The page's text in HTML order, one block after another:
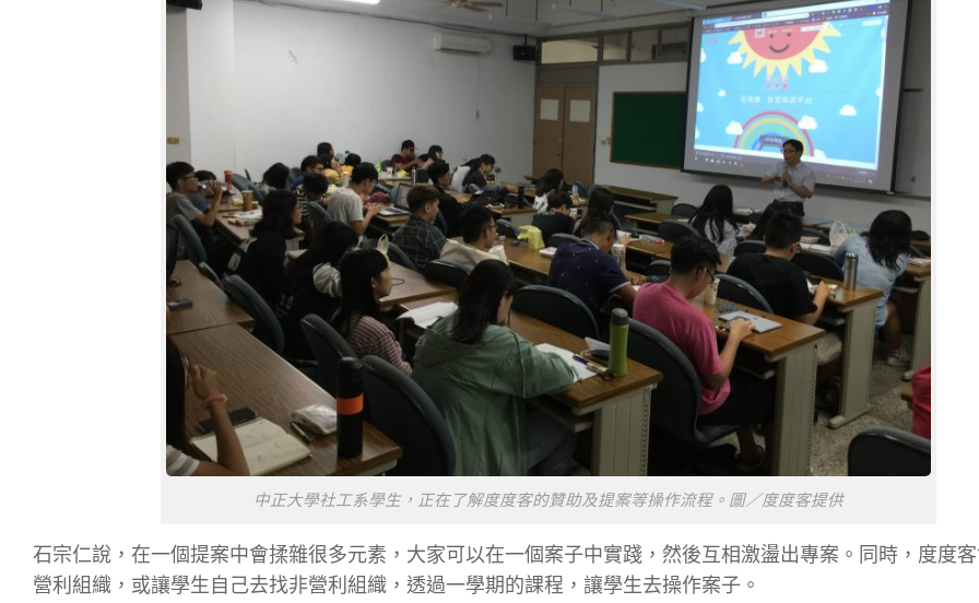
中正大學社工系學生，正在了解度度客的贊助及提案等操作流程。圖／度度客提供
石宗仁說，在一個提案中會揉雜很多元素，大家可以在一個案子中實踐，然後互相激盪出專案。同時，度度
營利組織，或讓學生自己去找非營利組織，透過一學期的課程，讓學生去操作案子。